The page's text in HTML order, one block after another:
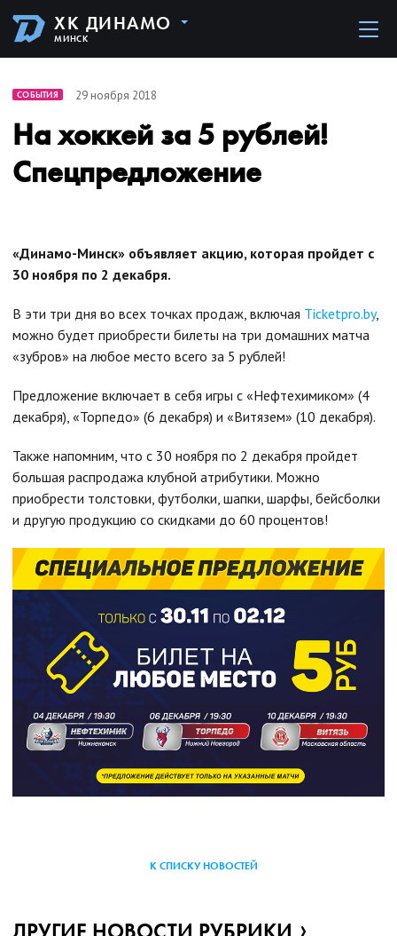
ХК ДИНАМО
МИНСК
СОБЫТИЯ 29 ноября 2018
На хоккей за 5 рублей!
Спецпредложение
«Динамо-Минск» объявляет акцию, которая пройдет с
30 ноября по 2 декабря.
В эти три дня во всех точках продаж, включая Ticketpro.by,
можно будет приобрести билеты на три домашних матча
«зубров» на любое место всего за 5 рублей!
Предложение включает в себя игры с «Нефтехимиком» (4
декабря), «Торпедо» (6 декабря) и «Витязем» (10 декабря).
Также напомним, что с 30 ноября по 2 декабря пройдет
большая распродажа клубной атрибутики. Можно
приобрести толстовки, футболки, шапки, шарфы, бейсболки
и другую продукцию со скидками до 60 процентов!
К СПИСКУ НОВОСТЕЙ